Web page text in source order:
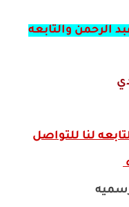
الرحمن والتابعه
لنا للتواصل